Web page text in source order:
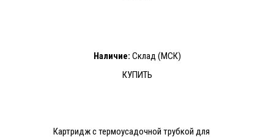
Наличие: Склад (МСК)
КУПИТЬ
Картридж с термоусадочной трубкой для